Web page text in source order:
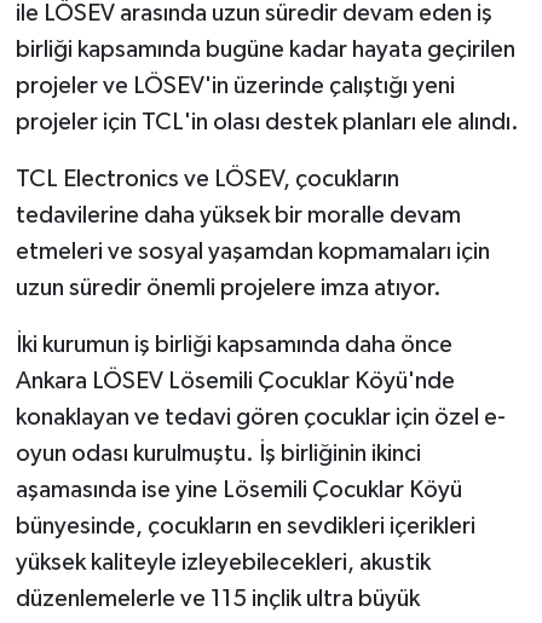
ile LÖSEV arasında uzun süredir devam eden iş
birliği kapsamında bugüne kadar hayata geçirilen
projeler ve LÖSEV'in üzerinde çalıştığı yeni
projeler için TCL'in olası destek planları ele alındı.
TCL Electronics ve LÖSEV, çocukların
tedavilerine daha yüksek bir moralle devam
etmeleri ve sosyal yaşamdan kopmamaları için
uzun süredir önemli projelere imza atıyor.
İki kurumun iş birliği kapsamında daha önce
Ankara LÖSEV Lösemili Çocuklar Köyü'nde
konaklayan ve tedavi gören çocuklar için özel e-
oyun odası kurulmuştu. İş birliğinin ikinci
aşamasında ise yine Lösemili Çocuklar Köyü
bünyesinde, çocukların en sevdikleri içerikleri
yüksek kaliteyle izleyebilecekleri, akustik
düzenlemelerle ve 115 inçlik ultra büyük